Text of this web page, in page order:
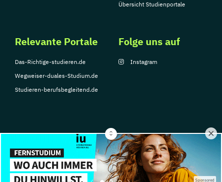
Sponsored
Übersicht Studienportale
Relevante Portale
Das-Richtige-studieren.de
Wegweiser-duales-Studium.de
Studieren-berufsbegleitend.de
Folge uns auf
Instagram
© Copyright 2026, TarGroup Media GmbH
Impressum
Datenschutzerklärung Nutzungsbedingungen